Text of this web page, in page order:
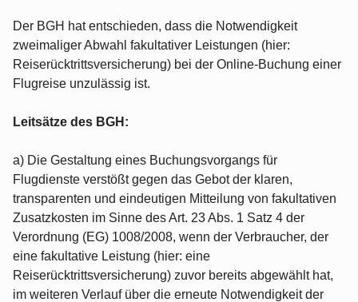
Der BGH hat entschieden, dass die Notwendigkeit
zweimaliger Abwahl fakultativer Leistungen (hier:
Reiserücktrittsversicherung) bei der Online-Buchung einer
Flugreise unzulässig ist.
Leitsätze des BGH:
a) Die Gestaltung eines Buchungsvorgangs für
Flugdienste verstößt gegen das Gebot der klaren,
transparenten und eindeutigen Mitteilung von fakultativen
Zusatzkosten im Sinne des Art. 23 Abs. 1 Satz 4 der
Verordnung (EG) 1008/2008, wenn der Verbraucher, der
eine fakultative Leistung (hier: eine
Reiserücktrittsversicherung) zuvor bereits abgewählt hat,
im weiteren Verlauf über die erneute Notwendigkeit der